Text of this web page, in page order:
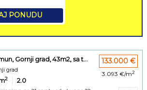
PONUDU
Gornji grad, 43m2, sa t...
grad
2 2.0
133.000 €
3.093 €/m2